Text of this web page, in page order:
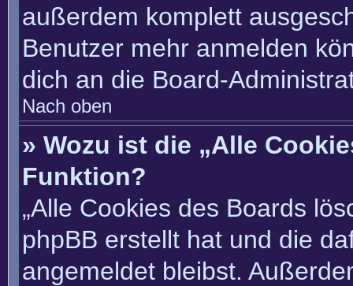
außerdem komplett
Benutzer mehr anmelden
dich an die Board-
Nach oben
» Wozu ist die „Alle
Funktion?
„Alle Cookies des Boards
phpBB erstellt hat und die
angemeldet bleibst.